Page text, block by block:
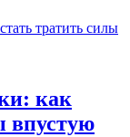
как
впустую